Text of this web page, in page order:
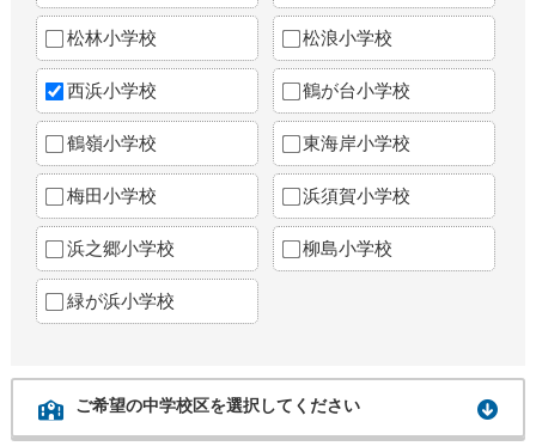
松林小学校 松浪小学校
西浜小学校 鶴が台小学校
鶴嶺小学校 東海岸小学校
梅田小学校 浜須賀小学校
浜之郷小学校 柳島小学校
緑が浜小学校
ご希望の中学校区を選択してください